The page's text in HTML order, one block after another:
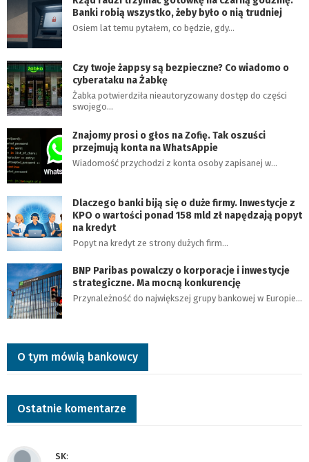
Banki robią wszystko, żeby było o nią trudniej
Osiem lat temu pytałem, co będzie, gdy…
Czy twoje żappsy są bezpieczne? Co wiadomo o
cyberataku na Żabkę
Żabka potwierdziła nieautoryzowany dostęp do części
swojego…
Znajomy prosi o głos na Zofię. Tak oszuści
przejmują konta na WhatsAppie
Wiadomość przychodzi z konta osoby zapisanej w…
Dlaczego banki biją się o duże firmy. Inwestycje z
KPO o wartości ponad 158 mld zł napędzają popyt
na kredyt
Popyt na kredyt ze strony dużych firm…
BNP Paribas powalczy o korporacje i inwestycje
strategiczne. Ma mocną konkurencję
Przynależność do największej grupy bankowej w Europie…
O tym mówią bankowcy
Ostatnie komentarze
SK: